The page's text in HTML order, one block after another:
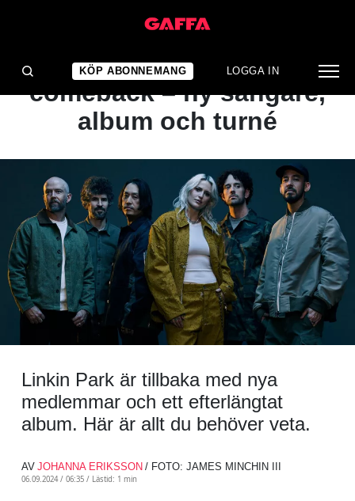
KÖP ABONNEMANG LOGGA IN
NYHET
Linkin Park gör stor
comeback – ny sångare,
album och turné
Linkin Park är tillbaka med nya
medlemmar och ett efterlängtat
album. Här är allt du behöver veta.
AV JOHANNA ERIKSSON / FOTO: JAMES MINCHIN III
06.09.2024 / 06:35 / Lästid: 1 min